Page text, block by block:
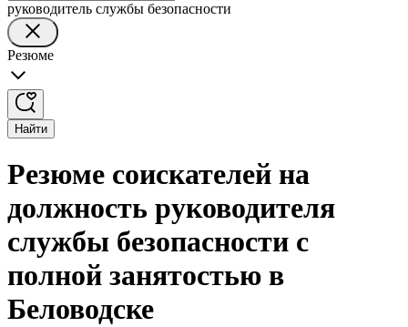
руководитель службы безопасности
Резюме
Найти
Резюме соискателей на
должность руководителя
службы безопасности с
полной занятостью в
Беловодске